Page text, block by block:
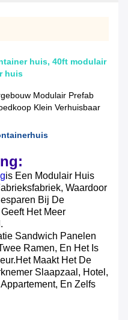
huis, 40ft modulair
huis
Modulair Prefab
Klein Verhuisbaar
Is Een Modulair Huis
Waardoor
Bij De
Het Meer
Sandwich Panelen
Ramen, En Het Is
Maakt Het De
Slaapzaal, Hotel,
En Zelfs